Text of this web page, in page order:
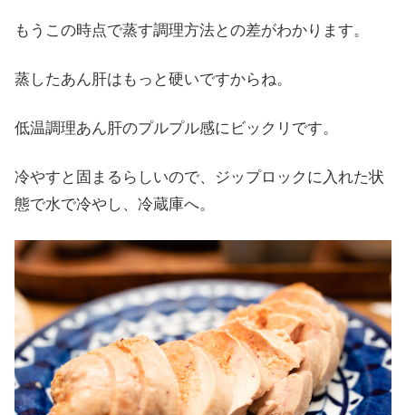
もうこの時点で蒸す調理方法との差がわかります。
蒸したあん肝はもっと硬いですからね。
低温調理あん肝のプルプル感にビックリです。
冷やすと固まるらしいので、ジップロックに入れた状
態で水で冷やし、冷蔵庫へ。